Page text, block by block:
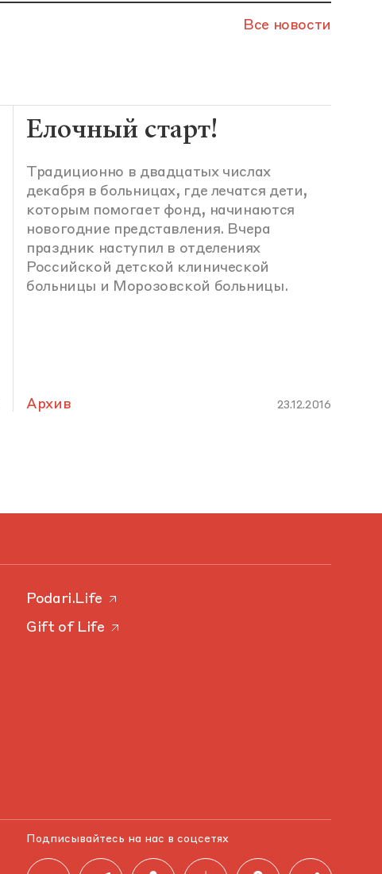
Все новости
Елочный старт!
Традиционно в двадцатых числах
декабря в больницах, где лечатся дети,
которым помогает фонд, начинаются
новогодние представления. Вчера
праздник наступил в отделениях
Российской детской клинической
больницы и Морозовской больницы.
Архив 23.12.2016
Podari.Life
Gift of Life
Подписывайтесь на нас в соцсетях